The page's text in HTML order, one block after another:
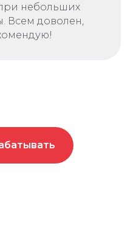
небольших
Всем доволен,